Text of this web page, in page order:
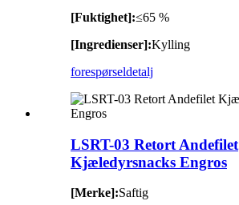
[Fuktighet]:≤65 %
[Ingredienser]:Kylling
forespørseldetalj
LSRT-03 Retort Andefilet
Kjæledyrsnacks Engros
[Merke]:Saftig